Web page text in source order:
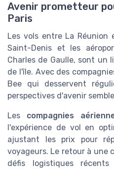
Avenir prometteur
Paris
Les vols entre La Réunion
Saint-Denis et les
Charles de Gaulle, sont un
de l'île. Avec des
Bee qui desservent
perspectives d'avenir
Les compagnies
l'expérience de vol en
ajustant les prix pour
voyageurs. Le retour à une
défis logistiques